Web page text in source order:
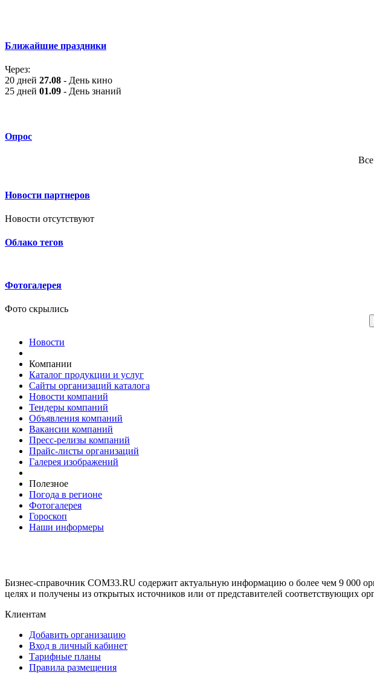
Ближайшие праздники
Через:
20 дней 27.08 - День кино
25 дней 01.09 - День знаний
Опрос
Новости партнеров
Новости отсутствуют
Облако тегов
Фотогалерея
Фото скрылись
Новости
Компании
Каталог продукции и услуг
Сайты организаций каталога
Новости компаний
Тендеры компаний
Объявления компаний
Вакансии компаний
Пресс-релизы компаний
Прайс-листы организаций
Галерея изображений
Полезное
Погода в регионе
Фотогалерея
Гороскоп
Наши информеры
Бизнес-справочник COM33.RU содержит актуальную информацию о более чем 9 000
целях и получены из открытых источников или от представителей соответствующих
Клиентам
Добавить организацию
Вход в личный кабинет
Тарифные планы
Правила размещения